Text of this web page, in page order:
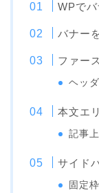
WPで
バナー
ファー
ヘッ
本文エ
記事
サイド
固定